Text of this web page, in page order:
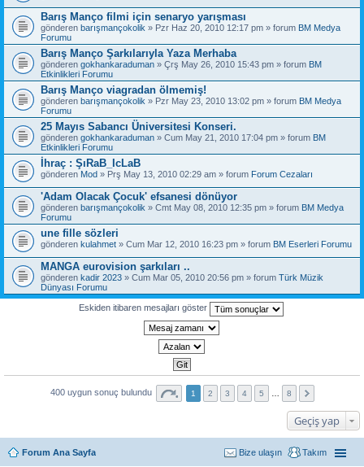
Barış Manço filmi için senaryo yarışması
gönderen barışmançokolik » Pzr Haz 20, 2010 12:17 pm » forum BM Medya
Forumu
Barış Manço Şarkılarıyla Yaza Merhaba
gönderen gokhankaraduman » Çrş May 26, 2010 15:43 pm » forum BM
Etkinlikleri Forumu
Barış Manço viagradan ölmemiş!
gönderen barışmançokolik » Pzr May 23, 2010 13:02 pm » forum BM Medya
Forumu
25 Mayıs Sabancı Üniversitesi Konseri.
gönderen gokhankaraduman » Cum May 21, 2010 17:04 pm » forum BM
Etkinlikleri Forumu
İhraç : ŞıRaB_IcLaB
gönderen Mod » Prş May 13, 2010 02:29 am » forum Forum Cezaları
'Adam Olacak Çocuk' efsanesi dönüyor
gönderen barışmançokolik » Cmt May 08, 2010 12:35 pm » forum BM Medya
Forumu
une fille sözleri
gönderen kulahmet » Cum Mar 12, 2010 16:23 pm » forum BM Eserleri Forumu
MANGA eurovision şarkıları ..
gönderen kadir 2023 » Cum Mar 05, 2010 20:56 pm » forum Türk Müzik
Dünyası Forumu
Eskiden itibaren mesajları göster
400 uygun sonuç bulundu 1 2 3 4 5 8
Geçiş yap
Forum Ana Sayfa Takım
Bize ulaşın